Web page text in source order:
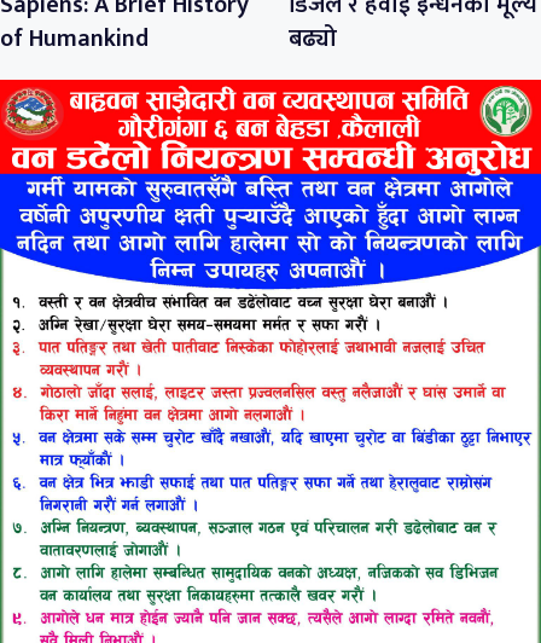
of Humankind
बढ्यो